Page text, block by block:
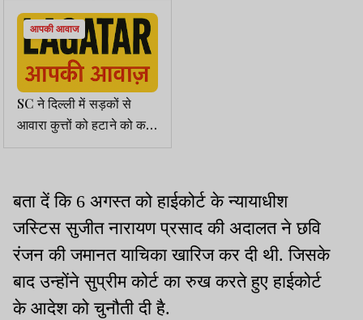
आपकी आवाज
SC ने दिल्ली में सड़कों से
आवारा कुत्तों को हटाने को कहा
है, क्या आपके शहर में भी यह
बता दें कि 6 अगस्त को हाईकोर्ट के न्यायाधीश
जस्टिस सुजीत नारायण प्रसाद की अदालत ने छवि
रंजन की जमानत याचिका खारिज कर दी थी. जिसके
बाद उन्होंने सुप्रीम कोर्ट का रुख करते हुए हाईकोर्ट
के आदेश को चुनौती दी है.